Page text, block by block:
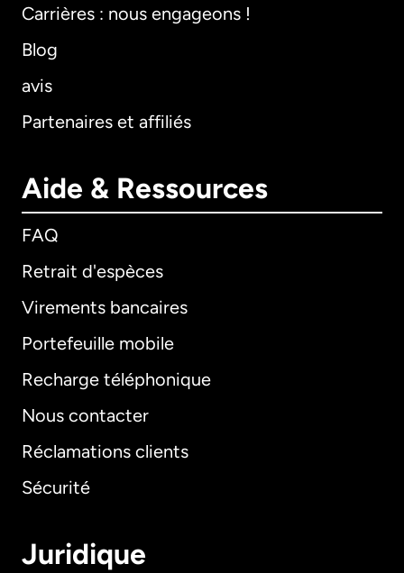
Carrières : nous engageons !
Blog
avis
Partenaires et affiliés
Aide & Ressources
FAQ
Retrait d'espèces
Virements bancaires
Portefeuille mobile
Recharge téléphonique
Nous contacter
Réclamations clients
Sécurité
Juridique